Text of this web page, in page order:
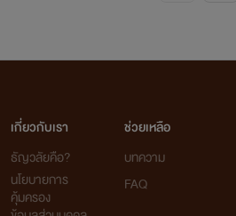
เกี่ยวกับเรา
ธัญวลัยคือ?
นโยบายการ
คุ้มครอง
ช่วยเหลือ
บทความ
FAQ